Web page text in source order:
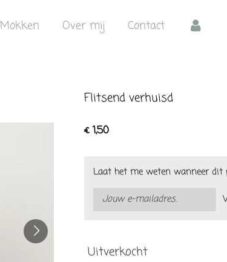
Mokken Over mij Contact
Flitsend verhuisd
€ 1,50
Laat het me weten wanneer dit
Uitverkocht